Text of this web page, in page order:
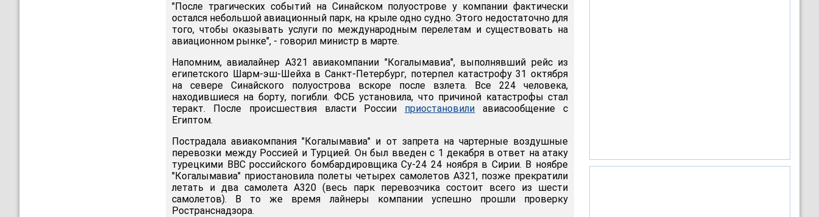
"После трагических событий на Синайском полуострове у компании фактически
остался небольшой авиационный парк, на крыле одно судно. Этого недостаточно для
того, чтобы оказывать услуги по международным перелетам и существовать на
авиационном рынке", - говорил министр в марте.
Напомним, авиалайнер А321 авиакомпании "Когалымавиа", выполнявший рейс из
египетского Шарм-эш-Шейха в Санкт-Петербург, потерпел катастрофу 31 октября
на севере Синайского полуострова вскоре после взлета. Все 224 человека,
находившиеся на борту, погибли. ФСБ установила, что причиной катастрофы стал
теракт. После происшествия власти России приостановили авиасообщение с
Египтом.
Пострадала авиакомпания "Когалымавиа" и от запрета на чартерные воздушные
перевозки между Россией и Турцией. Он был введен с 1 декабря в ответ на атаку
турецкими ВВС российского бомбардировщика Су-24 24 ноября в Сирии. В ноябре
"Когалымавиа" приостановила полеты четырех самолетов А321, позже прекратили
летать и два самолета А320 (весь парк перевозчика состоит всего из шести
самолетов). В то же время лайнеры компании успешно прошли проверку
Ространснадзора.